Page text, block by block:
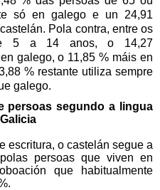
só en galego e un 24,91
Pola contra, entre os
5 a 14 anos, o 14,27
galego, o 11,85 % máis en
% restante utiliza sempre
galego.
persoas segundo a lingua
escritura, o castelán segue a
persoas que viven en
que habitualmente